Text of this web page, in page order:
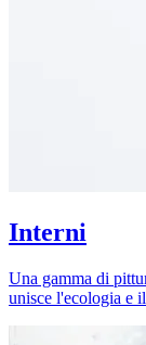
Interni
Una gamma di
unisce l'ecologia e